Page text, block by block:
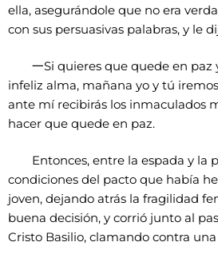
ella, asegurándole que no era
con sus persuasivas palabras, y le
一Si quieres que quede en paz
infeliz alma, mañana yo y tú
ante mí recibirás los inmaculados
hacer que quede en paz.
Entonces, entre la espada y la
condiciones del pacto que había
joven, dejando atrás la fragilidad
buena decisión, y corrió junto al
Cristo Basilio, clamando contra